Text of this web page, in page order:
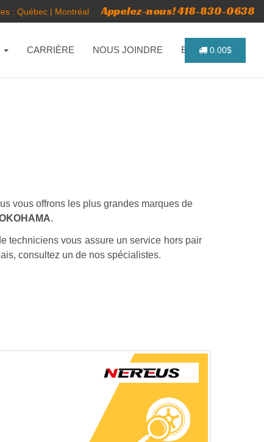
: Québec | Montréal Appelez-nous! 418-830-0638
CARRIÈRE NOUS JOINDRE ENGLISH
0.00$
vous offrons les plus grandes marques de
.
techniciens vous assure un service hors pair
consultez un de nos spécialistes.